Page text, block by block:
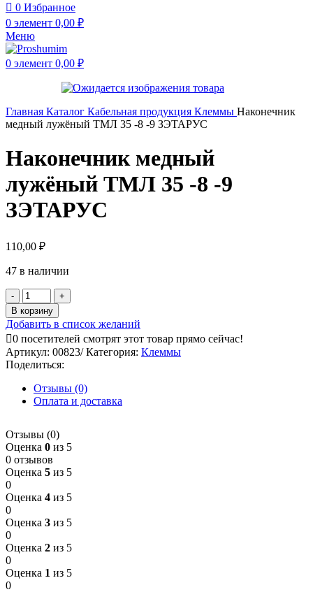
0 Избранное
0 элемент 0,00 ₽
Меню
0 элемент 0,00 ₽
Главная Каталог Кабельная продукция Клеммы Наконечник
медный лужёный ТМЛ 35 -8 -9 ЗЭТАРУС
Наконечник медный
лужёный ТМЛ 35 -8 -9
ЗЭТАРУС
110,00 ₽
47 в наличии
В корзину
Добавить в список желаний
0 посетителей смотрят этот товар прямо сейчас!
Артикул: 00823/Категория: Клеммы
Поделиться:
Отзывы (0)
Оплата и доставка
Отзывы (0)
Оценка 0 из 5
0 отзывов
Оценка 5 из 5
0
Оценка 4 из 5
0
Оценка 3 из 5
0
Оценка 2 из 5
0
Оценка 1 из 5
0